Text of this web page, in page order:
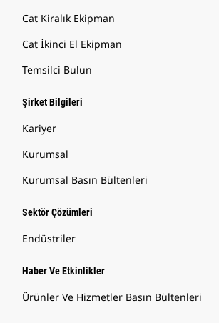
Cat Kiralık Ekipman
Cat İkinci El Ekipman
Temsilci Bulun
Şirket Bilgileri
Kariyer
Kurumsal
Kurumsal Basın Bültenleri
Sektör Çözümleri
Endüstriler
Haber Ve Etkinlikler
Ürünler Ve Hizmetler Basın Bültenleri